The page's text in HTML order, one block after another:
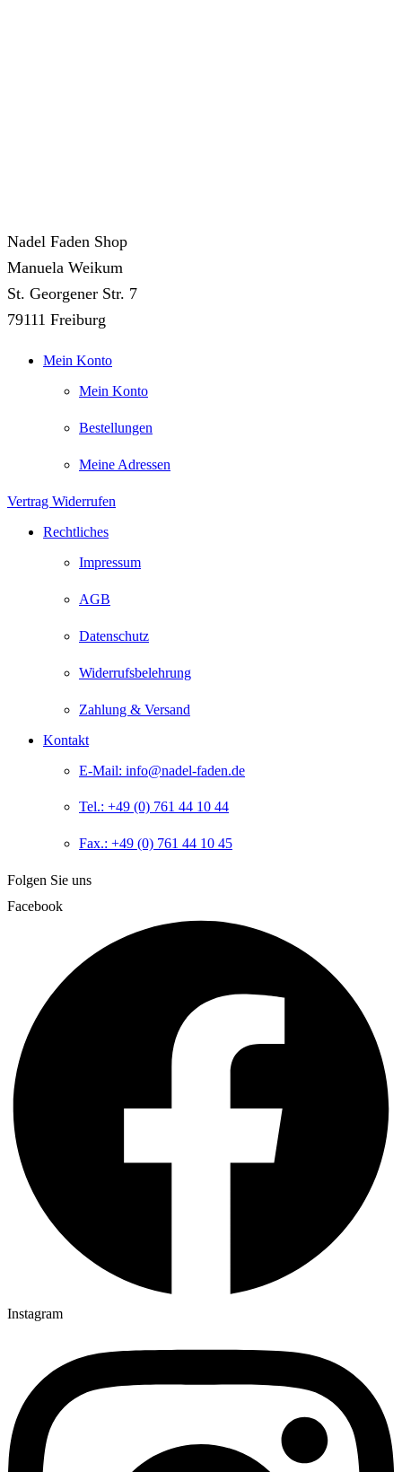
Nadel Faden Shop
Manuela Weikum
St. Georgener Str. 7
79111 Freiburg
Mein Konto
Mein Konto
Bestellungen
Meine Adressen
Vertrag Widerrufen
Rechtliches
Impressum
AGB
Datenschutz
Widerrufsbelehrung
Zahlung & Versand
Kontakt
E-Mail: info@nadel-faden.de
Tel.: +49 (0) 761 44 10 44
Fax.: +49 (0) 761 44 10 45
Folgen Sie uns
Facebook
Instagram